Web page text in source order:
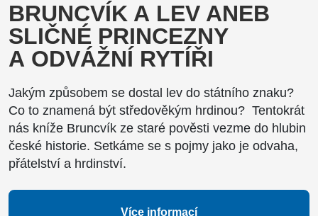
BRUNCVÍK A LEV ANEB
SLIČNÉ PRINCEZNY
A ODVÁŽNÍ RYTÍŘI
Jakým způsobem se dostal lev do státního znaku?
Co to znamená být středověkým hrdinou? Tentokrát
nás kníže Bruncvík ze staré pověsti vezme do hlubin
české historie. Setkáme se s pojmy jako je odvaha,
přátelství a hrdinství.
Více informací